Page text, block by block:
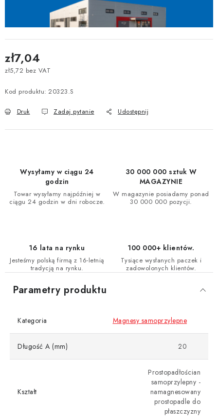
zł7,04
zł5,72 bez VAT
Kod produktu: 20323.S
Druk Zadaj pytanie Udostępnij
Wysyłamy w ciągu 24
godzin
Towar wysyłamy najpóźniej w
ciągu 24 godzin w dni robocze.
30 000 000 sztuk W
MAGAZYNIE
W magazynie posiadamy ponad
30 000 000 pozycji.
16 lata na rynku
Jesteśmy polską firmą z 16-letnią
tradycją na rynku.
100 000+ klientów.
Tysiące wysłanych paczek i
zadowolonych klientów.
Parametry produktu
Kategoria Magnesy samoprzylepne
Długość A (mm) 20
Kształt
Prostopadłościan
samoprzylepny -
namagnesowany
prostopadle do
płaszczyzny